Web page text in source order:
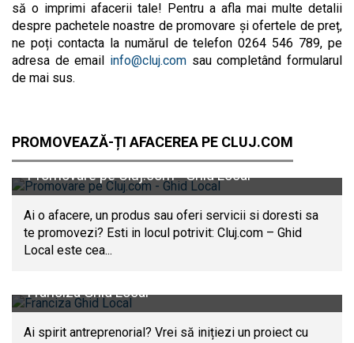
să o imprimi afacerii tale! Pentru a afla mai multe detalii
despre pachetele noastre de promovare și ofertele de preț,
ne poți contacta la numărul de telefon 0264 546 789, pe
adresa de email info@cluj.com sau completând formularul
de mai sus.
PROMOVEAZĂ-ȚI AFACEREA PE CLUJ.COM
Promovare pe Cluj.com - Ghid Local
Ai o afacere, un produs sau oferi servicii si doresti sa
te promovezi? Esti in locul potrivit: Cluj.com – Ghid
Local este cea...
Franciza Ghid Local
Ai spirit antreprenorial? Vrei să inițiezi un proiect cu